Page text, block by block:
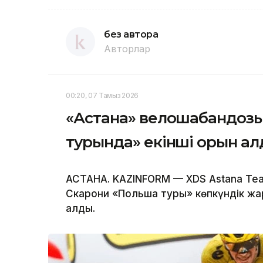
без автора
Авторлар
00:20, 07 Тамыз 2026
«Астана»
турында» екінші орын
АСТАНА. KAZINFORM — XDS Astana
Скарони «Польша туры» көпкүндік
алды.